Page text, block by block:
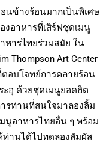
างร้อนมากเป็นพิเศษ
อาหารที่เสิร์ฟชุดเมนู
หารไทยร่วมสมัย ใน
Thompson Art Center
อบโจทย์การคลายร้อน
อุ ด้วยชุดเมนูยอดฮิต
รท่านที่สนใจมาลองลิ้ม
นูอาหารไทยอื่น ๆ พร้อม
ท่านได้ไปทดลองสัมผัส